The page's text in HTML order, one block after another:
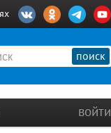
поиск
войти